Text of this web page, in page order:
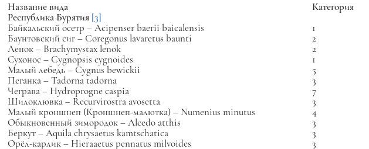
Название вида
Категория
Республика Бурятия [3]
Байкальский осетр –Acipenser baerii baicalensis
1
Баунтовский сиг –Coregonus lavaretus baunti
2
Ленок – Brachymystax lenok
2
Сухонос –Cygnopsis cygnoides
1
Малый лебедь –Cygnus bewickii
5
Пеганка –Tadorna tadorna
3
Чеграва – Hydroprogne caspia
7
Шилоклювка – Recurvirostra avosetta
3
Малый кроншнеп (Кроншнеп-малютка) – Numenius minutus
4
Обыкновенный зимородок –Alcedo atthis
3
Беркут–Aquila chrysaetus kamtschatica
3
Орёл-карлик – Hieraaetus pennatus milvoides
3